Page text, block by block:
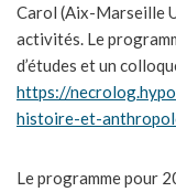
Carol (Aix-Marseille
activités. Le
d’études et un
https://
histoire-et-
Le programme pour